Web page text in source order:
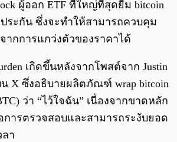
ผู้ออก ETF ที่ใหญ่ที่สุดยืม bitcoin
ระกัน ซึ่งจะทำให้สามารถควบคุม
ากการแกว่งตัวของราคาได้
เกิดขึ้นหลังจากโพสต์จาก Justin
น X ซึ่งอธิบายผลิตภัณฑ์ wrap bitcoin
ว่า “ไว้ใจฉัน” เนื่องจากขาดหลัก
การตรวจสอบและสามารถระงับยอด
ลา